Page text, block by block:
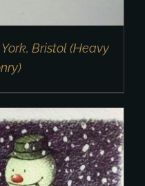
Bristol (Heavy